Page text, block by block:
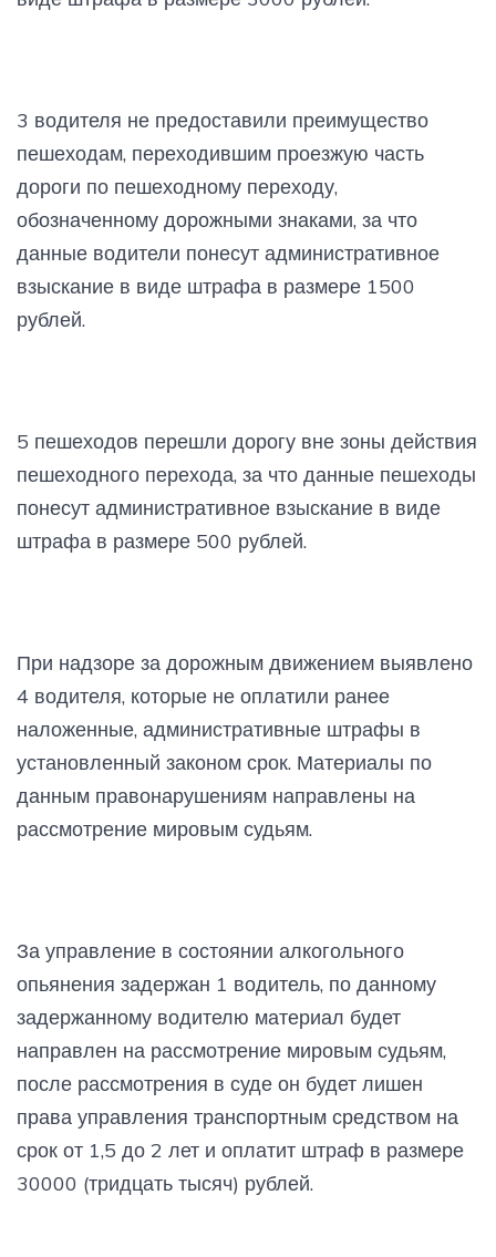
3 водителя не предоставили преимущество
пешеходам, переходившим проезжую часть
дороги по пешеходному переходу,
обозначенному дорожными знаками, за что
данные водители понесут административное
взыскание в виде штрафа в размере 1500
рублей.
5 пешеходов перешли дорогу вне зоны действия
пешеходного перехода, за что данные пешеходы
понесут административное взыскание в виде
штрафа в размере 500 рублей.
При надзоре за дорожным движением выявлено
4 водителя, которые не оплатили ранее
наложенные, административные штрафы в
установленный законом срок. Материалы по
данным правонарушениям направлены на
рассмотрение мировым судьям.
За управление в состоянии алкогольного
опьянения задержан 1 водитель, по данному
задержанному водителю материал будет
направлен на рассмотрение мировым судьям,
после рассмотрения в суде он будет лишен
права управления транспортным средством на
срок от 1,5 до 2 лет и оплатит штраф в размере
30000 (тридцать тысяч) рублей.